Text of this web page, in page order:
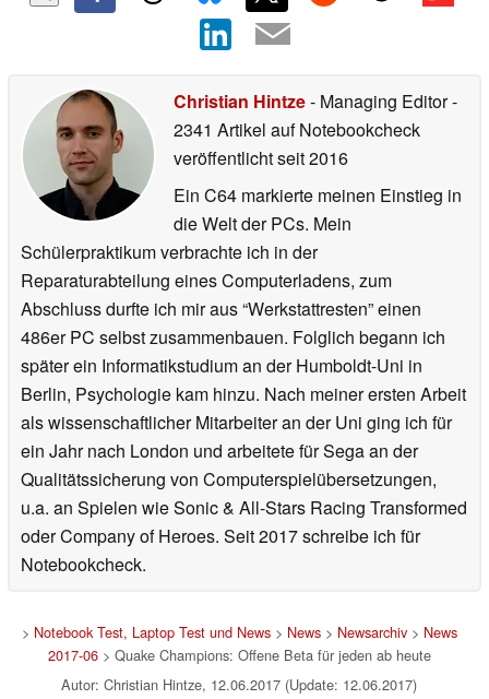
Christian Hintze- Managing Editor-
2341 Artikel auf Notebookcheck
veröffentlichtseit 2016
Ein C64 markierte meinen Einstieg in
die Welt der PCs. Mein
Schülerpraktikum verbrachte ich in der
Reparaturabteilung eines Computerladens, zum
Abschluss durfte ich mir aus “Werkstattresten” einen
486er PC selbst zusammenbauen. Folglich begann ich
später ein Informatikstudium an der Humboldt-Uni in
Berlin, Psychologie kam hinzu. Nach meiner ersten Arbeit
als wissenschaftlicher Mitarbeiter an der Uni ging ich für
ein Jahr nach London und arbeitete für Sega an der
Qualitätssicherung von Computerspielübersetzungen,
u.a. an Spielen wie Sonic & All-Stars Racing Transformed
oder Company of Heroes. Seit 2017 schreibe ich für
Notebookcheck.
> Notebook Test, Laptop Test und News> News> Newsarchiv> News
2017-06> Quake Champions: Offene Beta für jeden ab heute
Autor: Christian Hintze, 12.06.2017 (Update: 12.06.2017)